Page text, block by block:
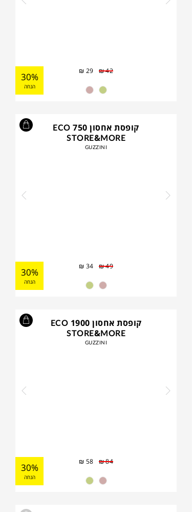
₪42
₪ 29
30%
הנחה
קופסת אחסון 750 ECO
STORE&MORE
GUZZINI
₪49
₪ 34
30%
הנחה
קופסת אחסון 1900 ECO
STORE&MORE
GUZZINI
₪84
₪ 58
30%
הנחה